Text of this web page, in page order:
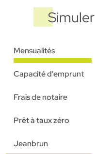
Simuler
Mensualités
Capacité d'emprunt
Frais de notaire
Prêt à taux zéro
Jeanbrun